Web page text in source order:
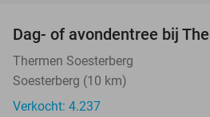
Dag- of avondentree bij
Thermen Soesterberg
Soesterberg (10 km)
Verkocht: 4.237